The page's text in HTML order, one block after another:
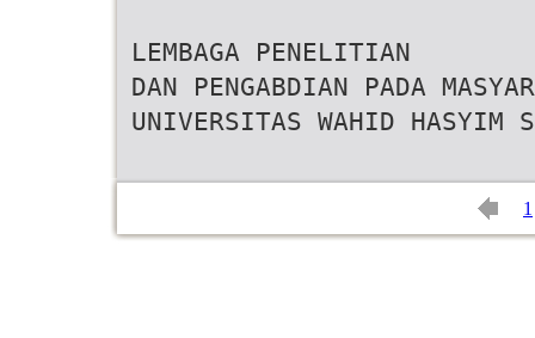
LEMBAGA PENELITIAN
DAN PENGABDIAN PADA
UNIVERSITAS WAHID HASYIM
1